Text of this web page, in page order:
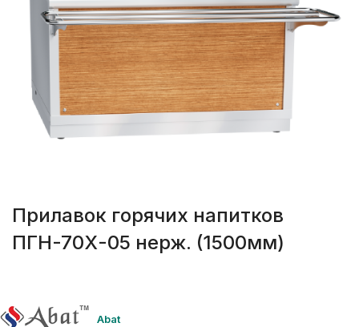
Прилавок горячих напитков
ПГН-70Х-05 нерж. (1500мм)
Abat